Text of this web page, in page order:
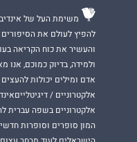
משימת העל של
להפיץ לעולם את
והעשיר את כוח הקריאה
ולמידה, בדיוק כמוכם, אנו
אדם ומילים יכולות
אלקטרוניים /
אלקטרוניים בשפה
המון סופרים וסופרות